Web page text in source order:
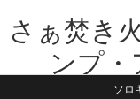
さぁ焚き
ンプ・
【テーマは子供と一緒
ソロ